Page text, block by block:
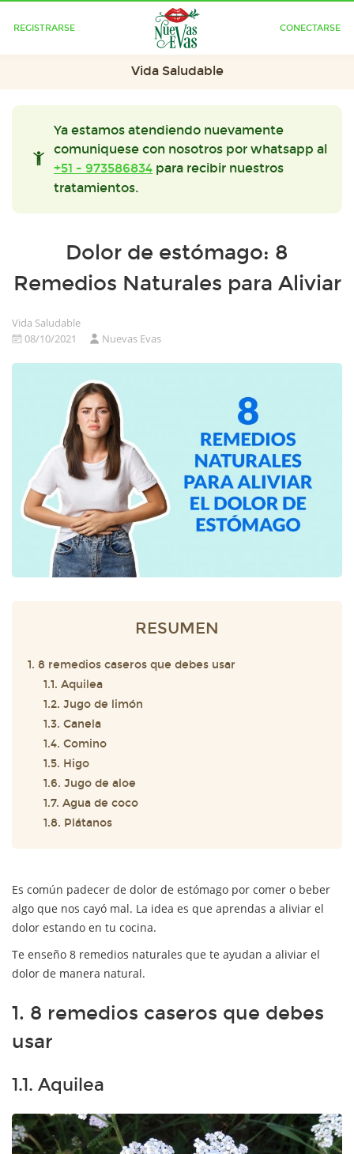
REGISTRARSE CONECTARSE
Vida Saludable
Ya estamos atendiendo nuevamente
comuniquese con nosotros por whatsapp al
+51 - 973586834 para recibir nuestros
tratamientos.
Dolor de estómago: 8
Remedios Naturales para Aliviar
Vida Saludable
08/10/2021
Nuevas Evas
RESUMEN
1. 8 remedios caseros que debes usar
1.1. Aquilea
1.2. Jugo de limón
1.3. Canela
1.4. Comino
1.5. Higo
1.6. Jugo de aloe
1.7. Agua de coco
1.8. Plátanos
Es común padecer de dolor de estómago por comer o beber
algo que nos cayó mal. La idea es que aprendas a aliviar el
dolor estando en tu cocina.
Te enseño 8 remedios naturales que te ayudan a aliviar el
dolor de manera natural.
1. 8 remedios caseros que debes
usar
1.1. Aquilea